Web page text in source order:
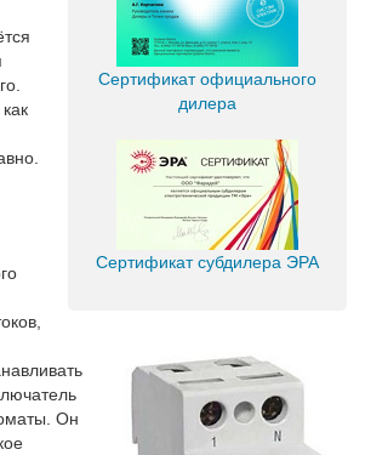
Сертификат официального
дилера
Сертификат субдилера ЭРА
Он